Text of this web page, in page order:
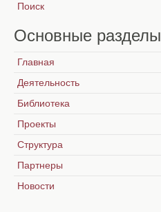
Поиск
Основные разделы
Главная
Деятельность
Библиотека
Проекты
Структура
Партнеры
Новости